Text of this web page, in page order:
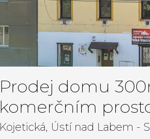
Prodej domu 300m2 s
komerčním
investičním
Kojetická, Ústí nad Labem -